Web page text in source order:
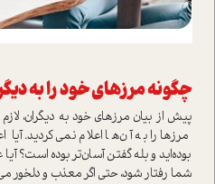
چگونه مرزهای خود را به
پیش از بیان مرزهای خود به دیگران،
مرزها را به آن‌ها اعلام نمی‌کردید.
بوده‌اید و بله گفتن آسان‌تر بوده است؟
شما رفتار شود، حتی اگر معذب و دلخور